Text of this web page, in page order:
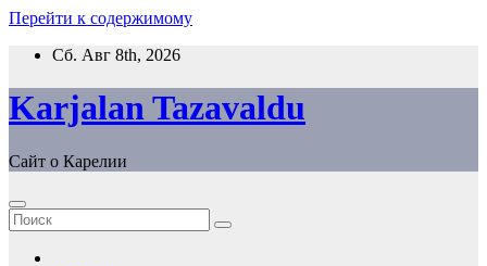
Перейти к содержимому
Сб. Авг 8th, 2026
Karjalan Tazavaldu
Сайт о Карелии